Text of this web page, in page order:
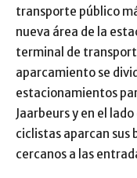
transporte público
nueva área de la
terminal de
aparcamiento se
estacionamientos
Jaarbeurs y en el
ciclistas aparcan sus
cercanos a las